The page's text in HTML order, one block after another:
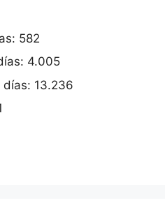
582
4.005
días: 13.236